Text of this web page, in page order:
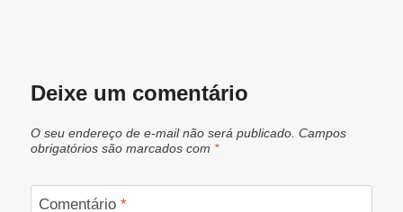
Deixe um comentário
O seu endereço de e-mail não será publicado. Campos
obrigatórios são marcados com *
Comentário *